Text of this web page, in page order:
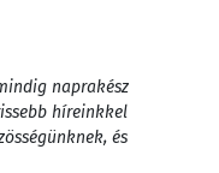
naprakész
híreinkkel
és